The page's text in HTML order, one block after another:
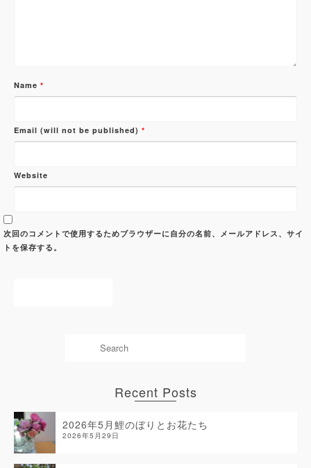
Name *
Email (will not be published) *
Website
次回のコメントで使用するためブラウザーに自分の名前、メールアドレス、サイ
トを保存する。
Recent Posts
2026年5月鯉のぼりとお花たち
2026年5月29日